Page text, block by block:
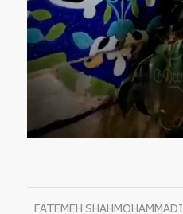
FATEMEH SHAHMOHAMMADI